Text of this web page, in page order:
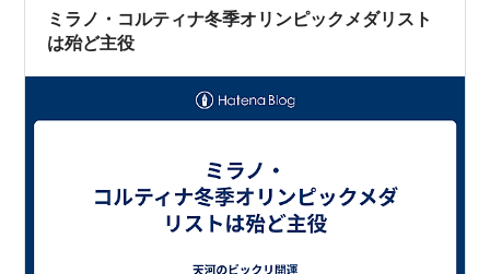
ころ、最終盤で一か八かの大勝負で大技を披露して大逆
転し、頂点に立つというのは、まさに映画の主役その
ミラノ・コルティナ冬季オリンピックメダリスト
は殆ど主役